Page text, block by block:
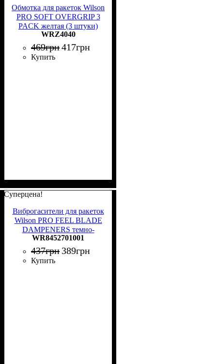
Обмотка для ракеток Wilson
PRO SOFT OVERGRIP 3
PACK желтая (3 штуки)
WRZ4040
WRZ4040
469грн417грн
Купить
Суперцена!
Виброгасители для ракеток
Wilson PRO FEEL BLADE
DAMPENERS темно-
зелено-светло-зеленые (2
штуки) WR8452701001
WR8452701001
437грн 389грн
Купить